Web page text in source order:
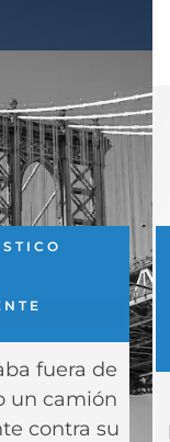
fuera de
un camión
contra su